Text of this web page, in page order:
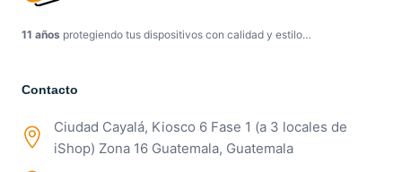
11 años protegiendo tus dispositivos con calidad y estilo…
Contacto
Ciudad Cayalá, Kiosco 6 Fase 1 (a 3 locales de
iShop) Zona 16 Guatemala, Guatemala